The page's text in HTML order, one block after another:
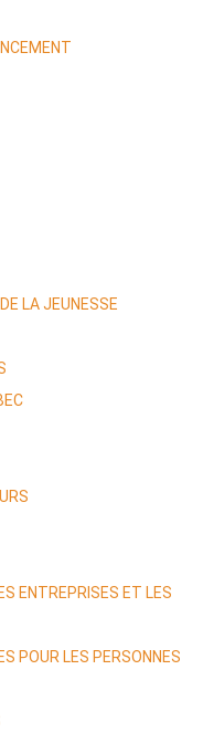
LA JEUNESSE
ENTREPRISES ET LES
POUR LES PERSONNES